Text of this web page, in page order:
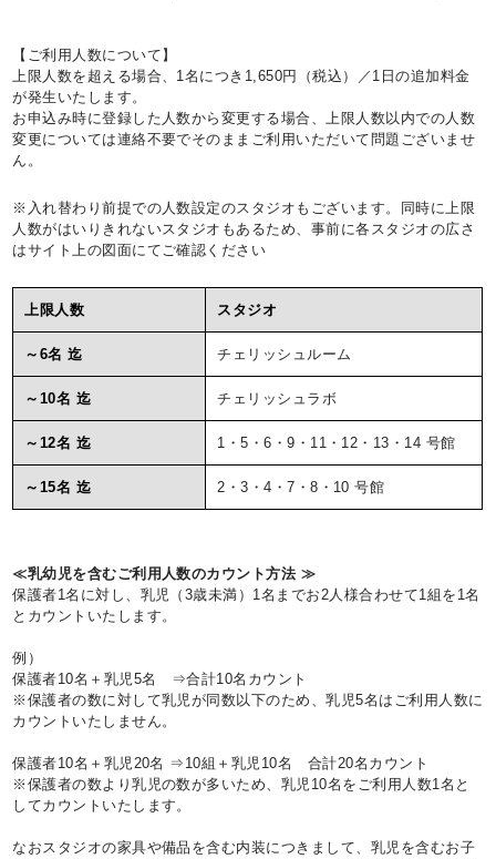
【ご利用人数について】
上限人数を超える場合、1名につき1,650円（税込）／1日の追加料金
が発生いたします。
お申込み時に登録した人数から変更する場合、上限人数以内での人数
変更については連絡不要でそのままご利用いただいて問題ございませ
ん。
※入れ替わり前提での人数設定のスタジオもございます。同時に上限
人数がはいりきれないスタジオもあるため、事前に各スタジオの広さ
はサイト上の図面にてご確認ください
上限人数 スタジオ
～6名 迄 チェリッシュルーム
～10名 迄 チェリッシュラボ
～12名 迄 1・5・6・9・11・12・13・14 号館
～15名 迄 2・3・4・7・8・10 号館
≪乳幼児を含むご利用人数のカウント方法 ≫
保護者1名に対し、乳児（3歳未満）1名までお2人様合わせて1組を1名
とカウントいたします。
例）
保護者10名＋乳児5名 ⇒合計10名カウント
※保護者の数に対して乳児が同数以下のため、乳児5名はご利用人数に
カウントいたしません。
保護者10名＋乳児20名 ⇒10組＋乳児10名 合計20名カウント
※保護者の数より乳児の数が多いため、乳児10名をご利用人数1名と
してカウントいたします。
なおスタジオの家具や備品を含む内装につきまして、乳児を含むお子